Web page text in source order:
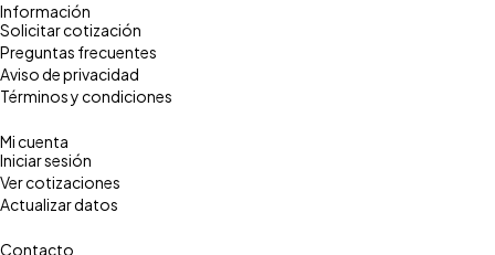
Información
Solicitar cotización
Preguntas frecuentes
Aviso de privacidad
Términos y condiciones
Mi cuenta
Iniciar sesión
Ver cotizaciones
Actualizar datos
Contacto